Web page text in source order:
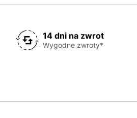
14 dni na zwrot
Wygodne zwroty*